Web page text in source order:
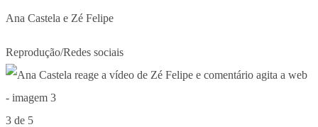
Ana Castela e Zé Felipe
Reprodução/Redes sociais
3 de 5